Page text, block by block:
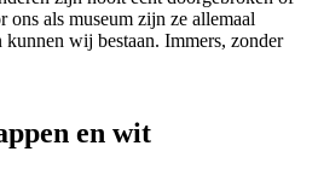
ons als museum zijn ze allemaal
wij bestaan. Immers, zonder
en wit